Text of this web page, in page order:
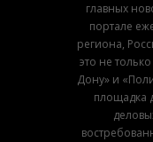
главных
портале
региона,
это не
Дону» и
площадка